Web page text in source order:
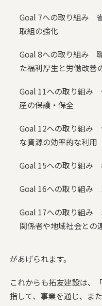
Goal 7への取り組み
取組の強化
Goal 8への取り組み
た福利厚生と労働改善
Goal 11への取り組み
産の保護・保全
Goal 12への取り組み
な資源の効率的な利用
Goal 15への取り組み
Goal 16への取り組み
Goal 17への取り組み
関係者や地域社会との
があげられます。
これからも拓友建設は、
指して、事業を通じ、ま